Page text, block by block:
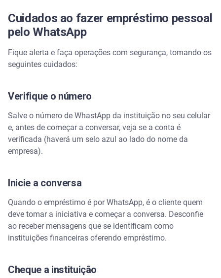
Cuidados ao fazer empréstimo pessoal
pelo WhatsApp
Fique alerta e faça operações com segurança, tomando os
seguintes cuidados:
Verifique o número
Salve o número de WhastApp da instituição no seu celular
e, antes de começar a conversar, veja se a conta é
verificada (haverá um selo azul ao lado do nome da
empresa).
Inicie a conversa
Quando o empréstimo é por WhatsApp, é o cliente quem
deve tomar a iniciativa e começar a conversa. Desconfie
ao receber mensagens que se identificam como
instituições financeiras oferendo empréstimo.
Cheque a instituição